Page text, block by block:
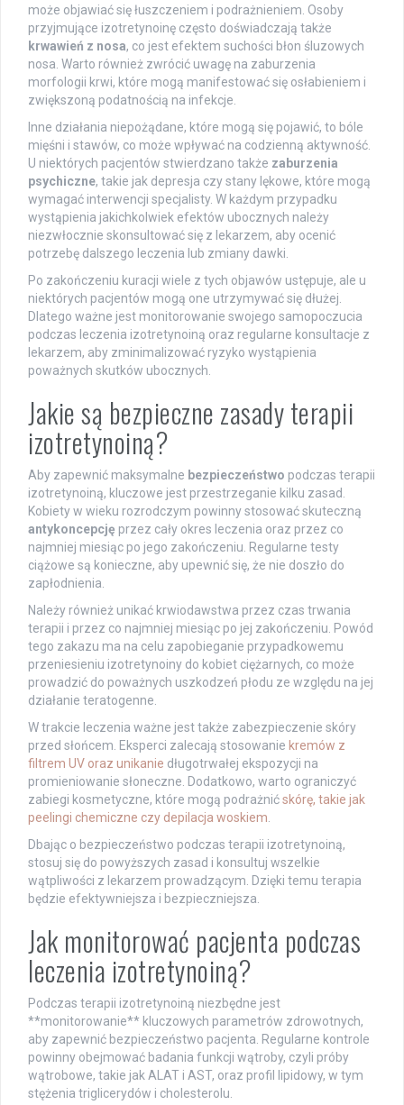
może objawiać się łuszczeniem i podrażnieniem. Osoby
przyjmujące izotretynoinę często doświadczają także
krwawień z nosa, co jest efektem suchości błon śluzowych
nosa. Warto również zwrócić uwagę na zaburzenia
morfologii krwi, które mogą manifestować się osłabieniem i
zwiększoną podatnością na infekcje.
Inne działania niepożądane, które mogą się pojawić, to bóle
mięśni i stawów, co może wpływać na codzienną aktywność.
U niektórych pacjentów stwierdzano także zaburzenia
psychiczne, takie jak depresja czy stany lękowe, które mogą
wymagać interwencji specjalisty. W każdym przypadku
wystąpienia jakichkolwiek efektów ubocznych należy
niezwłocznie skonsultować się z lekarzem, aby ocenić
potrzebę dalszego leczenia lub zmiany dawki.
Po zakończeniu kuracji wiele z tych objawów ustępuje, ale u
niektórych pacjentów mogą one utrzymywać się dłużej.
Dlatego ważne jest monitorowanie swojego samopoczucia
podczas leczenia izotretynoiną oraz regularne konsultacje z
lekarzem, aby zminimalizować ryzyko wystąpienia
poważnych skutków ubocznych.
Jakie są bezpieczne zasady terapii
izotretynoiną?
Aby zapewnić maksymalne bezpieczeństwo podczas terapii
izotretynoiną, kluczowe jest przestrzeganie kilku zasad.
Kobiety w wieku rozrodczym powinny stosować skuteczną
antykoncepcję przez cały okres leczenia oraz przez co
najmniej miesiąc po jego zakończeniu. Regularne testy
ciążowe są konieczne, aby upewnić się, że nie doszło do
zapłodnienia.
Należy również unikać krwiodawstwa przez czas trwania
terapii i przez co najmniej miesiąc po jej zakończeniu. Powód
tego zakazu ma na celu zapobieganie przypadkowemu
przeniesieniu izotretynoiny do kobiet ciężarnych, co może
prowadzić do poważnych uszkodzeń płodu ze względu na jej
działanie teratogenne.
W trakcie leczenia ważne jest także zabezpieczenie skóry
przed słońcem. Eksperci zalecają stosowanie kremów z
filtrem UV oraz unikanie długotrwałej ekspozycji na
promieniowanie słoneczne. Dodatkowo, warto ograniczyć
zabiegi kosmetyczne, które mogą podrażnićskórę, takie jak
peelingi chemiczne czy depilacja woskiem
Dbając o bezpieczeństwo podczas terapii izotretynoiną,
stosuj się do powyższych zasad i konsultuj wszelkie
wątpliwości z lekarzem prowadzącym. Dzięki temu terapia
będzie efektywniejsza i bezpieczniejsza.
Jak monitorować pacjenta podczas
leczenia izotretynoiną?
Podczas terapii izotretynoiną niezbędne jest
**monitorowanie** kluczowych parametrów zdrowotnych,
aby zapewnić bezpieczeństwo pacjenta. Regularne kontrole
powinny obejmować badania funkcji wątroby, czyli próby
wątrobowe, takie jak ALAT i AST, oraz profil lipidowy, w tym
stężenia triglicerydów i cholesterolu.